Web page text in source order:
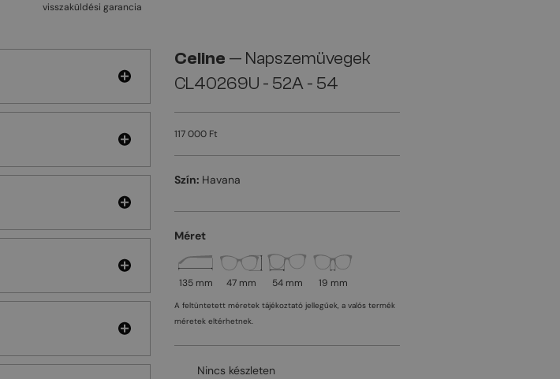
visszaküldési garancia
Celine — Napszemüvegek
CL40269U - 52A - 54
117 000 Ft
Szín: Havana
Méret
135 mm 47 mm 54 mm 19 mm
A feltüntetett méretek tájékoztató jellegűek, a valós termék
méretek eltérhetnek.
Nincs készleten